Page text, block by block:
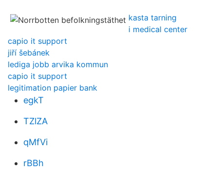
kasta tarning
i medical center
capio it support
jiří šebánek
lediga jobb arvika kommun
capio it support
legitimation papier bank
egkT
TZlZA
qMfVi
rBBh